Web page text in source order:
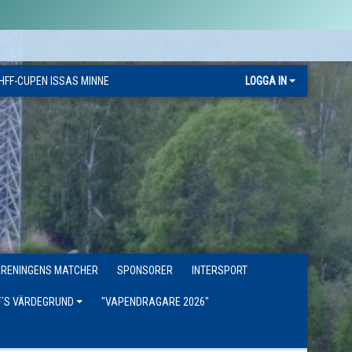
CUPEN ISSAS MINNE LOGGA IN
MATCHER SPONSORER INTERSPORT
VÄRDEGRUND "VAPENDRAGARE 2026"